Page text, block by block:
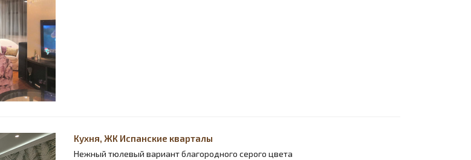
Кухня, ЖК Испанские кварталы
Нежный тюлевый вариант благородного серого цвета